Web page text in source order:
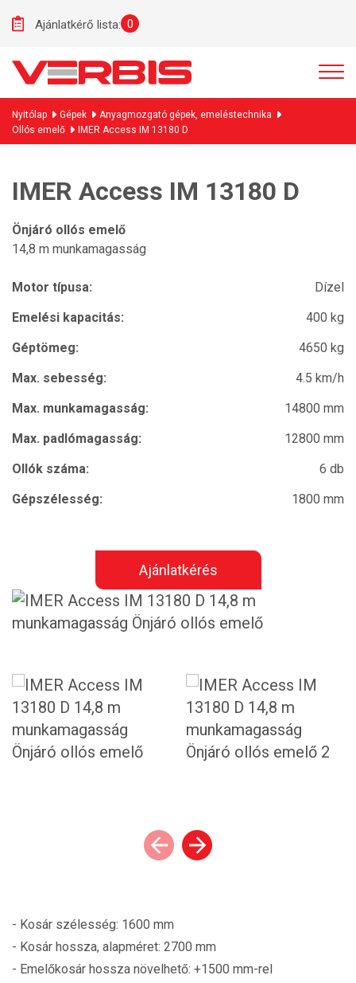
Ajánlatkérő lista: 0
Nyitólap Gépek
Anyagmozgató gépek, emeléstechnika
Ollós emelő
IMER Access IM 13180 D
IMER Access IM 13180 D
Önjáró ollós emelő
14,8 m munkamagasság
Motor típusa:
Dízel
Emelési kapacitás:
400 kg
Géptömeg:
4650 kg
Max. sebesség:
4.5 km/h
Max. munkamagasság:
14800 mm
Max. padlómagasság:
12800 mm
Ollók száma:
6 db
Gépszélesség:
1800 mm
Ajánlatkérés
- Kosár szélesség: 1600 mm
- Kosár hossza, alapméret: 2700 mm
- Emelőkosár hossza növelhető: +1500 mm-rel